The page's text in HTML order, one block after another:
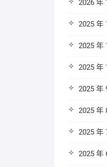
2026 年
2025 年
2025 年
2025 年
2025 年
2025 年
2025 年
2025 年